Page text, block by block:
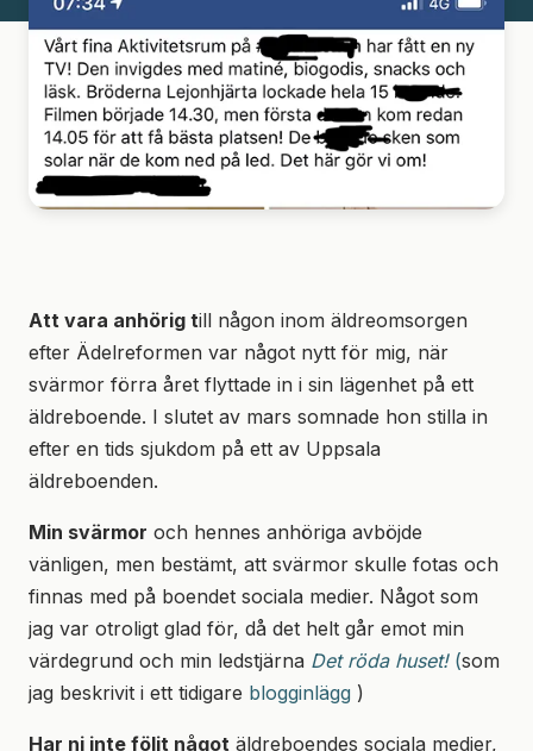
Att vara anhörig till någon inom äldreomsorgen
efter Ädelreformen var något nytt för mig, när
svärmor förra året flyttade in i sin lägenhet på ett
äldreboende. I slutet av mars somnade hon stilla in
efter en tids sjukdom på ett av Uppsala
äldreboenden.
Min svärmor och hennes anhöriga avböjde
vänligen, men bestämt, att svärmor skulle fotas och
finnas med på boendet sociala medier. Något som
jag var otroligt glad för, då det helt går emot min
värdegrund och min ledstjärna Det röda huset!(som
jag beskrivit i ett tidigare blogginlägg )
Har ni inte följt något äldreboendes sociala medier,